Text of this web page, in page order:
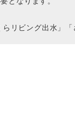
リビング出水」「